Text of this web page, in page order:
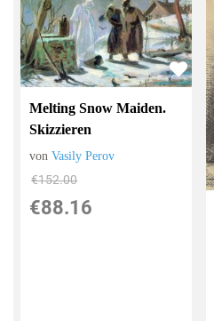
Melting Snow Maiden.
Skizzieren
vonVasily Perov
€152.00
€88.16